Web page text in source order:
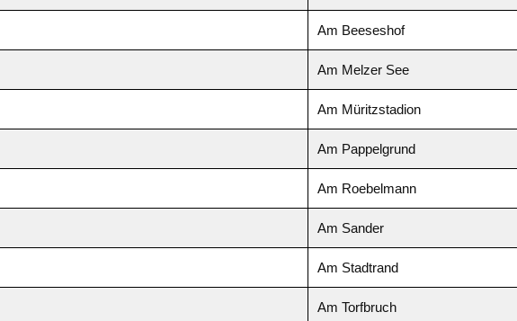
Am Beeseshof
Am Melzer See
Am Müritzstadion
Am Pappelgrund
Am Roebelmann
Am Sander
Am Stadtrand
Am Torfbruch